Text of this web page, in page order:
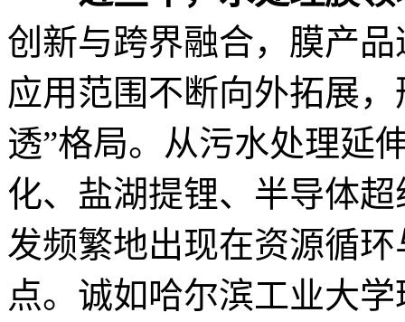
创新与跨界融合，膜产
应用范围不断向外拓展
透”格局。从污水处理延
化、盐湖提锂、半导体
发频繁地出现在资源循
点。诚如哈尔滨工业大